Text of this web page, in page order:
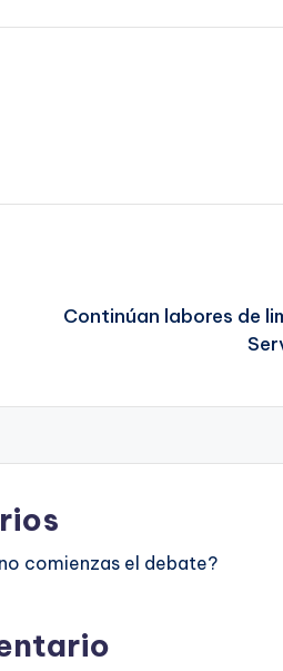
Continúan labores de
comienzas el debate?